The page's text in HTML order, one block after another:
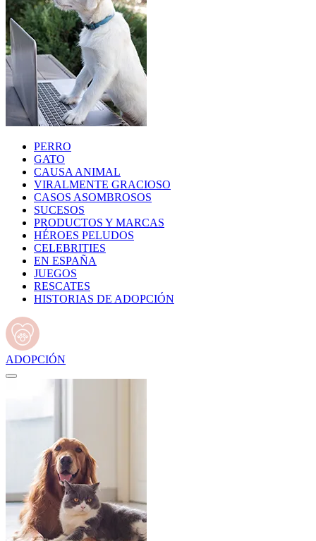
PERRO
GATO
CAUSA ANIMAL
VIRALMENTE GRACIOSO
CASOS ASOMBROSOS
SUCESOS
PRODUCTOS Y MARCAS
HÉROES PELUDOS
CELEBRITIES
EN ESPAÑA
JUEGOS
RESCATES
HISTORIAS DE ADOPCIÓN
ADOPCIÓN